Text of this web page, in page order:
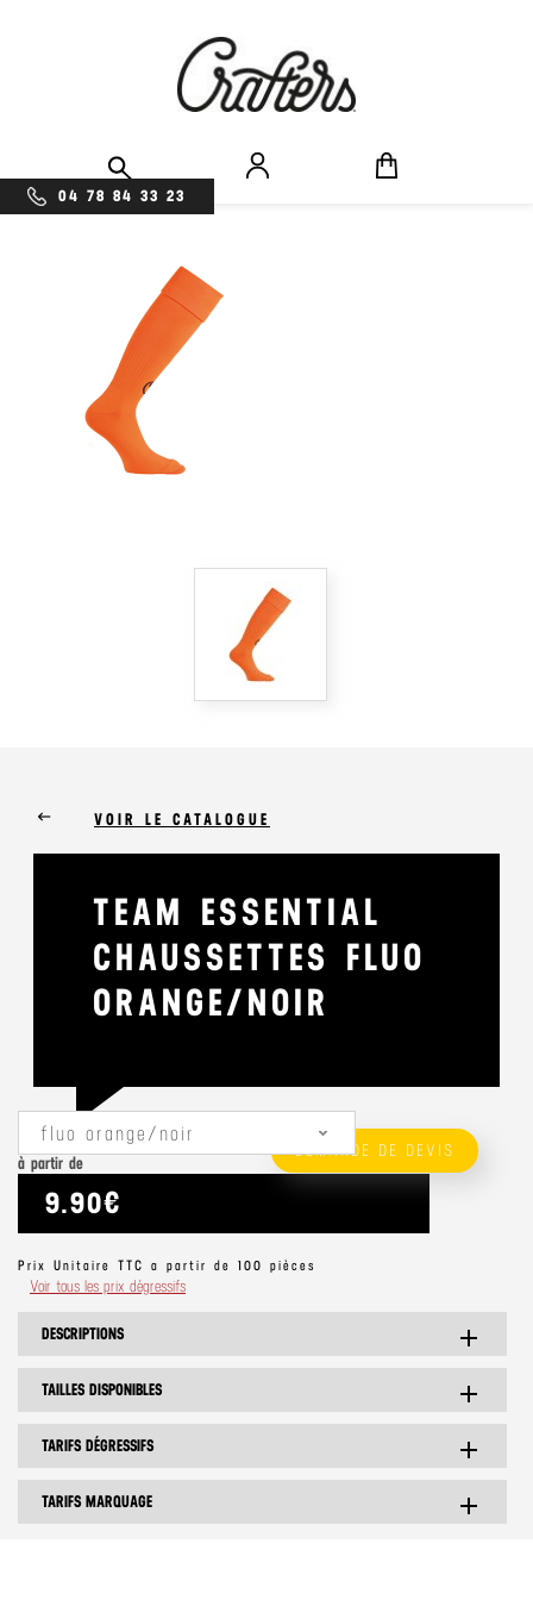
04 78 84 33 23
keyboard_backspace VOIR LE CATALOGUE
TEAM ESSENTIAL
CHAUSSETTES FLUO
ORANGE/NOIR
DEMANDE DE DEVIS
fluo orange/noir
à partir de
9.90€
Prix Unitaire TTC a partir de 100 pièces
Voir tous les prix dégressifs
DESCRIPTIONS add
TAILLES DISPONIBLES add
TARIFS DÉGRESSIFS add
TARIFS MARQUAGE add